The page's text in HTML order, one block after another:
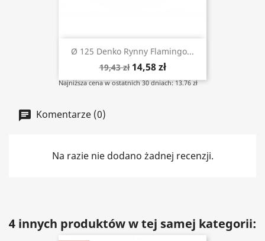
Ø 125 Denko Rynny Flamingo...
19,43 zł 14,58 zł
Najniższa cena w ostatnich 30 dniach: 13.76 zł
Komentarze (0)
Na razie nie dodano żadnej recenzji.
4 innych produktów w tej samej kategorii: